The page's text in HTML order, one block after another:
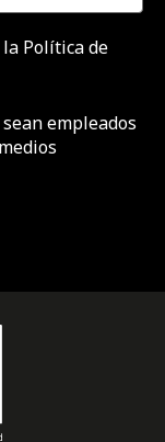
Política de
empleados